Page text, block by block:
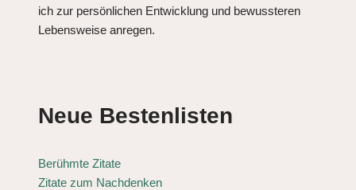
ich zur persönlichen Entwicklung und bewussteren
Lebensweise anregen.
Neue Bestenlisten
Berühmte Zitate
Zitate zum Nachdenken